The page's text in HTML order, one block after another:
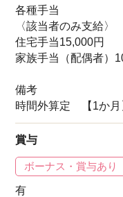
各種手当
〈該当者のみ支給〉
住宅手当15,000円
家族手当（配偶者）
備考
時間外算定 【1か月
賞与
ボーナス・賞与あり
有